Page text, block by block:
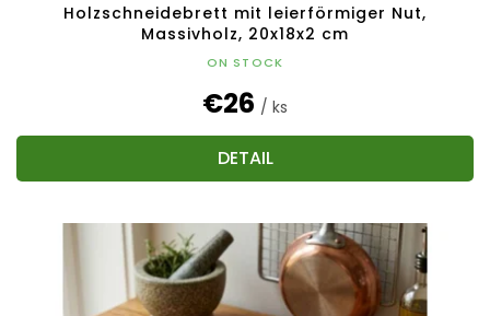
Holzschneidebrett mit leierförmiger Nut,
Massivholz, 20x18x2 cm
ON STOCK
€26 / ks
DETAIL